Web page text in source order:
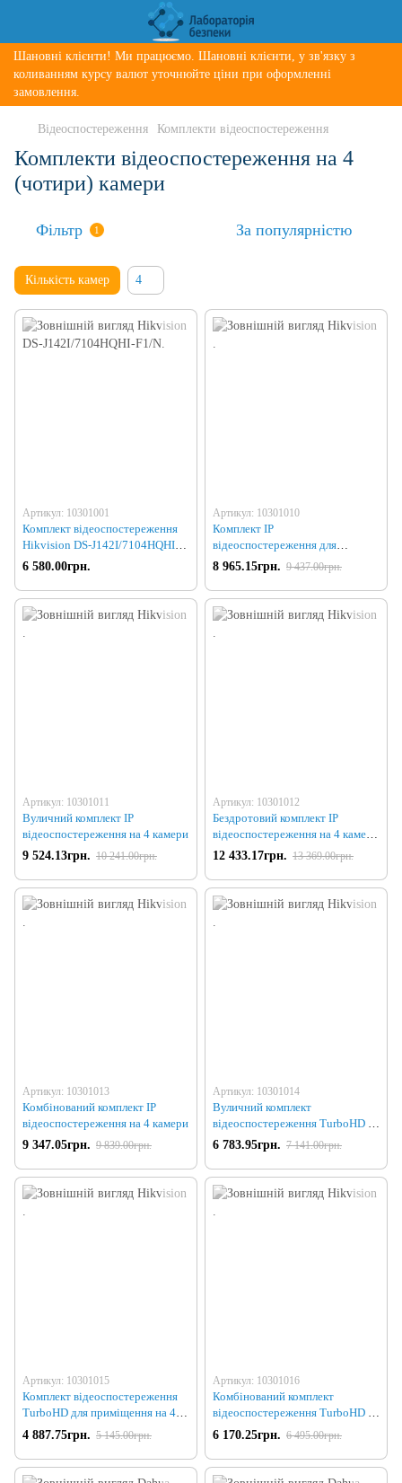
Шановні клієнти! Ми працюємо. Шановні клієнти, у зв'язку з
коливанням курсу валют уточнюйте ціни при оформленні
замовлення.
Відеоспостереження Комплекти відеоспостереження
Комплекти відеоспостереження на 4
(чотири) камери
Фільтр 1 За популярністю
Кількість камер 4
Артикул: 10301001
Комплект відеоспостереження
Hikvision DS-J142I/7104HQHI-
F1/N
6 580.00грн.
Артикул: 10301010
Комплект IP
відеоспостереження для
приміщення на 4 камери
8 965.15грн. 9 437.00грн.
Артикул: 10301011
Вуличний комплект IP
відеоспостереження на 4 камери
9 524.13грн. 10 241.00грн.
Артикул: 10301012
Бездротовий комплект IP
відеоспостереження на 4 камери
зі звуком
12 433.17грн. 13 369.00грн.
Артикул: 10301013
Комбінований комплект IP
відеоспостереження на 4 камери
9 347.05грн. 9 839.00грн.
Артикул: 10301014
Вуличний комплект
відеоспостереження TurboHD на
4 камери
6 783.95грн. 7 141.00грн.
Артикул: 10301015
Комплект відеоспостереження
TurboHD для приміщення на 4
камери
4 887.75грн. 5 145.00грн.
Артикул: 10301016
Комбінований комплект
відеоспостереження TurboHD на
4 камери
6 170.25грн. 6 495.00грн.